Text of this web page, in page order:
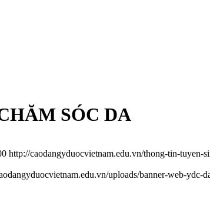
SÓC DA
http://caodangyduocvietnam.edu.vn/thong-tin-tuyen-
uploads/banner-web-ydc-